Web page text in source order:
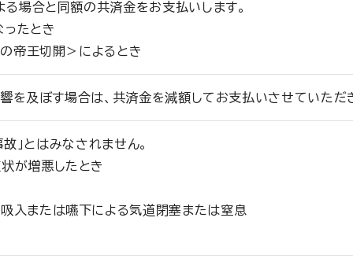
る場合と同額の共済金をお支払いします。
たとき
の帝王切開＞によるとき
を及ぼす場合は、共済金を減額してお支払いさせていただ
」とはみなされません。
が増悪したとき
入または嚥下による気道閉塞または窒息